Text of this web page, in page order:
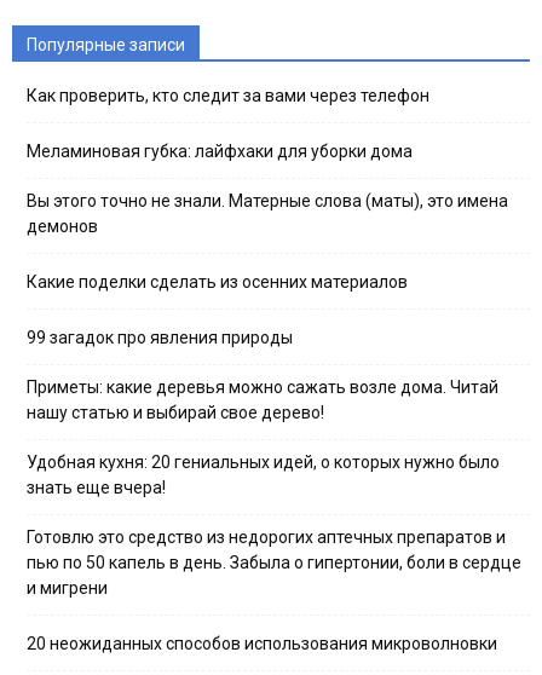
Популярные записи
Как проверить, кто следит за вами через телефон
Меламиновая губка: лайфхаки для уборки дома
Вы этого точно не знали. Матерные слова (маты), это имена
демонов
Какие поделки сделать из осенних материалов
99 загадок про явления природы
Приметы: какие деревья можно сажать возле дома. Читай
нашу статью и выбирай свое дерево!
Удобная кухня: 20 гениальных идей, о которых нужно было
знать еще вчера!
Готовлю это средство из недорогих аптечных препаратов и
пью по 50 капель в день. Забыла о гипертонии, боли в сердце
и мигрени
20 неожиданных способов использования микроволновки